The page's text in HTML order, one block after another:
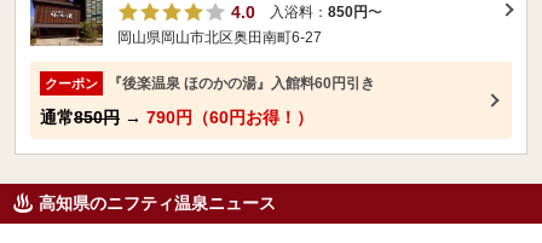
4.0
入浴料： 850円〜
岡山県岡山市北区奥田南町6-27
クーポン 『後楽温泉 ほのかの湯』入館料60円引き
通常850円 → 790円（60円お得！）
高知県のニフティ温泉ニュース